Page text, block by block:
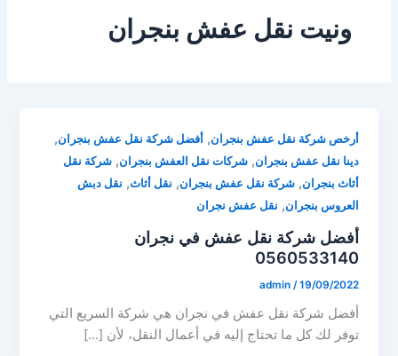
ونيت نقل عفش بنجران
أرخص شركة نقل عفش بنجران,أفضل شركة نقل عفش بنجران,
دينا نقل عفش بنجران,شركات نقل العفش بنجران,شركة نقل
أثاث بنجران,شركة نقل عفش بنجران, نقل أثاث, نقل دبش
العروس بنجران, نقل عفش نجران
أفضل شركة نقل عفش في نجران
0560533140
admin /19/09/2022
أفضل شركة نقل عفش في نجران هي شركة السريع التي
توفر لك كل ما تحتاج إليه في أعمال النقل، لأن […]